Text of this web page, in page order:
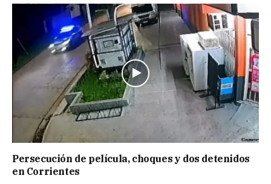
Persecución de película, choques y dos detenidos
en Corrientes